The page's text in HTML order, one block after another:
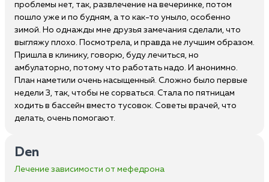
проблемы нет, так, развлечение на вечеринке, потом
пошло уже и по будням, а то как-то уныло, особенно
зимой. Но однажды мне друзья замечания сделали, что
выгляжу плохо. Посмотрела, и правда не лучшим образом.
Пришла в клинику, говорю, буду лечиться, но
амбулаторно, потому что работать надо. И анонимно.
План наметили очень насыщенный. Сложно было первые
недели 3, так, чтобы не сорваться. Стала по пятницам
ходить в бассейн вместо тусовок. Советы врачей, что
делать, очень помогают.
Den
Лечение зависимости от мефедрона